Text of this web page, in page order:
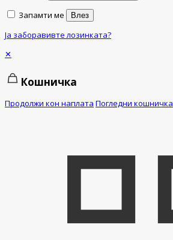
Запамти ме
Влез
Ја заборавивте лозинката?
✕
Кошничка
Продолжи кон наплата Погледни кошничка